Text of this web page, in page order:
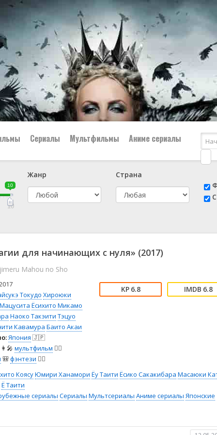
👨‍✈️ Военный
🕵️‍♂️ Детектив
👨‍💼 Новости
🎒 Приключения
тв
👨‍👩‍👧‍👦 Семейный
😱 Ужасы
🤠 Фильм-нуар
🧝‍♂️ Фэнтези
Сериалы Мультфильмы Аниме сериалы
10
10
Жанр
Страна
для начинающих с нуля» (2017)
Mahou no Sho
Токудо Хироюки
Ёсихито Микамо
Наоко Такэити Тэцуо
Кавамура Баито Акаи
Япония 🇯🇵
👩‍🎤 мультфильм 🧚‍♀️
🎒фэнтези 🧝‍♂️
6.8 6.8
КоясуЮмири Ханамори Ёу Таити Ёсико Сакакибара Масаюки
Ё Таити
сериалы Сериалы Мультсериалы Аниме сериалы Японские